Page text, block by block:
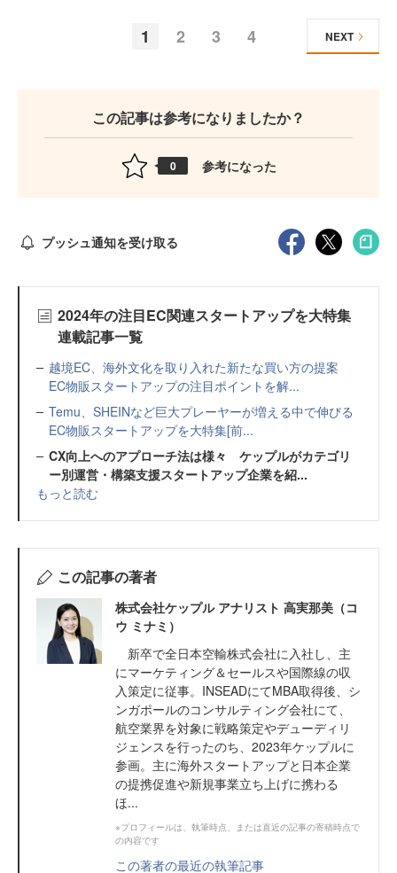
1 2 3 4 NEXT
この記事は参考になりましたか？
0 参考になった
プッシュ通知を受け取る
2024年の注目EC関連スタートアップを大特集
連載記事一覧
越境EC、海外文化を取り入れた新たな買い方の提案
EC物販スタートアップの注目ポイントを解...
Temu、SHEINなど巨大プレーヤーが増える中で伸びる
EC物販スタートアップを大特集[前...
CX向上へのアプローチ法は様々 ケップルがカテゴリ
ー別運営・構築支援スタートアップ企業を紹...
もっと読む
この記事の著者
株式会社ケップル アナリスト 高実那美（コ
ウ ミナミ）
新卒で全日本空輸株式会社に入社し、主
にマーケティング＆セールスや国際線の収
入策定に従事。INSEADにてMBA取得後、シ
ンガポールのコンサルティング会社にて、
航空業界を対象に戦略策定やデューディリ
ジェンスを行ったのち、2023年ケップルに
参画。主に海外スタートアップと日本企業
の提携促進や新規事業立ち上げに携わる
ほ...
※プロフィールは、執筆時点、または直近の記事の寄稿時点で
の内容です
この著者の最近の執筆記事